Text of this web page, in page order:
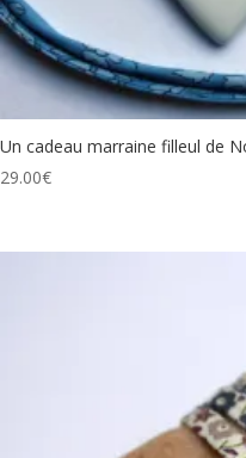
Un cadeau marraine filleul de
29.00€